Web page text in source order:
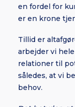
en fordel for
er en krone
Tillid er
arbejder vi
relationer til
således, at vi
behov.